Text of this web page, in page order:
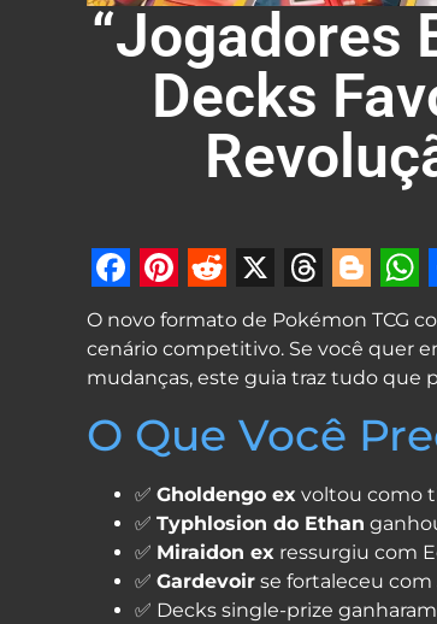
“Jogadores
Decks
Facebook
Pinterest
Reddit
X
O novo formato de Pokémon TCG
cenário competitivo. Se você quer
mudanças, este guia traz tudo que
O Que Você
✅ Gholdengo ex voltou como
✅ Typhlosion do Ethan
✅ Miraidon ex ressurgiu com
✅ Gardevoir se fortaleceu
✅ Decks single-prize